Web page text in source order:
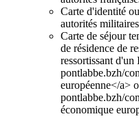
Carte d'identité
autorités
Carte de séjour
de résidence de
ressortissant
pontlabbe.bzh/
européenne</a>
pontlabbe.bzh/
économique